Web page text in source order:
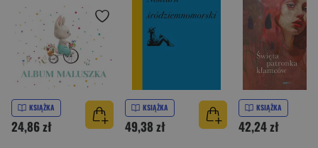
KSIĄŻKA
24,86 zł
KSIĄŻKA
49,38 zł
KSIĄŻKA
42,24 zł